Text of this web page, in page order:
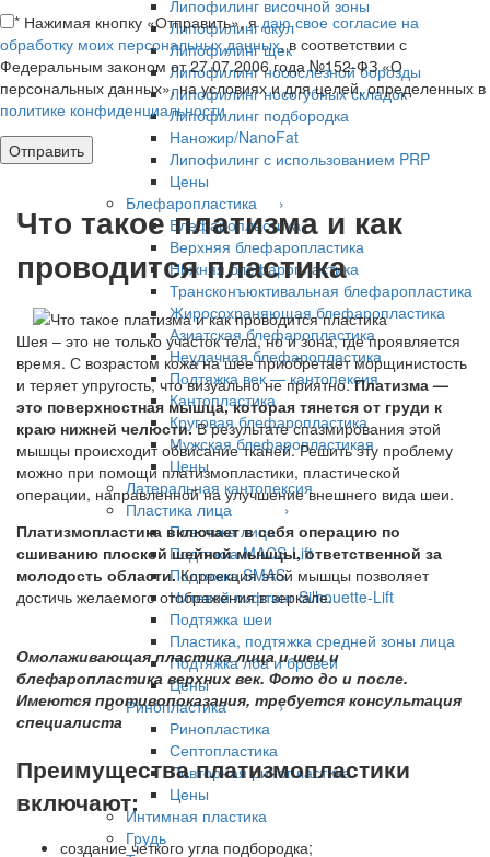
Липофилинг височной зоны
Липофилинг скул
Липофилинг щек
Липофилинг носослезной борозды
Липофилинг носогубных складок
Липофилинг подбородка
Наножир/NanoFat
Липофилинг с использованием PRP
Цены
Блефаропластика ›
Блефаропластика
Верхняя блефаропластика
Нижняя блефаропластика
Трансконъюктивальная блефаропластика
Жиросохраняющая блефаропластика
Азиатская блефаропластика
Неудачная блефаропластика
Подтяжка век — кантопексия
Кантопластика
Круговая блефаропластика
Мужская блефаропластикая
Цены
Латеральная кантопексия
Пластика лица ›
Пластика лица
Подтяжка MACS-Lift
Подтяжка SMAS
Нитевой лифтинг Silhouette-Lift
Подтяжка шеи
Пластика, подтяжка средней зоны лица
Подтяжка лба и бровей
Цены
Ринопластика ›
Ринопластика
Септопластика
Повторная ринопластика
Цены
Интимная пластика
Грудь
* Нажимая кнопку «Отправить», ядаю свое согласие на
обработку моих персональных данных, в соответствии с
Федеральным законом от 27.07.2006 года №152-ФЗ «О
персональных данных», на условиях и для целей, определенных в
политике конфиденциальности
Что такое платизма и как
проводится пластика
Шея – это не только участок тела, но и зона, где проявляется
время. С возрастом кожа на шее приобретает морщинистость
и теряет упругость, что визуально не приятно.Платизма —
это поверхностная мышца, которая тянется от груди к
краю нижней челюсти.В результате спазмирования этой
мышцы происходит обвисание тканей. Решить эту проблему
можно при помощи платизмопластики, пластической
операции, направленной на улучшение внешнего вида шеи.
Платизмопластика включает в себя операцию по
сшиванию плоской шейной мышцы, ответственной за
молодость области.Коррекция этой мышцы позволяет
достичь желаемого отображения в зеркале.
Омолаживающая пластика лица и шеи и
блефаропластика верхних век. Фото до и после.
Имеются противопоказания, требуется консультация
специалиста
Преимущества платизмопластики
включают:
создание четкого угла подбородка;